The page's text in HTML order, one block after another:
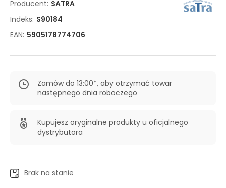
Producent: SATRA
Indeks: S90184
EAN: 5905178774706
Zamów do 13:00*, aby otrzymać towar
następnego dnia roboczego
Kupujesz oryginalne produkty u oficjalnego
dystrybutora
Brak na stanie